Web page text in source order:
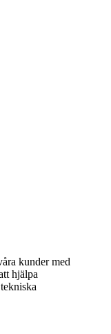
kunder med
hjälpa